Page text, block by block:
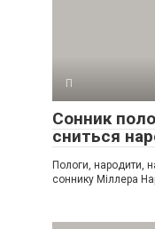
П
Сонник
сниться
Пологи, народити,
соннику Міллера